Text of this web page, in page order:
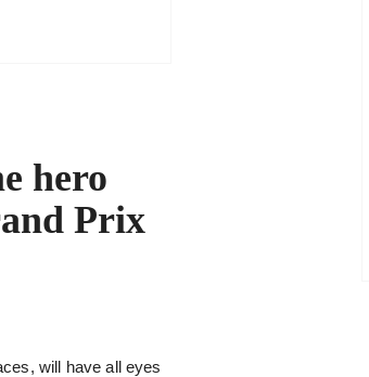
hero
Prix
will have all eyes